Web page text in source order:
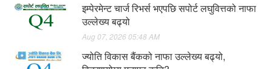
इम्पेरमेन्ट चार्ज रिभर्स भएपछि सपोर्ट लघुवित्तको नाफा
उल्लेख्य बढ्यो
Aug 07, 2026 05:48 AM
ज्योति विकास बैंकको नाफा उल्लेख्य बढ्यो,